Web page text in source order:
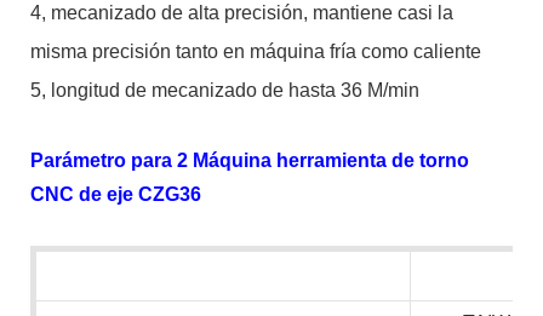
4, mecanizado de alta precisión, mantiene casi la
misma precisión tanto en máquina fría como caliente
5, longitud de mecanizado de hasta 36 M/min
Parámetro para 2 Máquina herramienta de torno
CNC de eje CZG36